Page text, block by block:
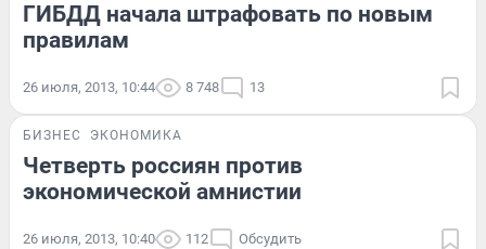
ГИБДД начала штрафовать по новым
правилам
26 июля, 2013, 10:44 8 748 13
БИЗНЕС ЭКОНОМИКА
Четверть россиян против
экономической амнистии
26 июля, 2013, 10:40 112 Обсудить